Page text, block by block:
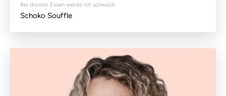
Bei diesem Essen werde ich schwach
Schoko Souffle